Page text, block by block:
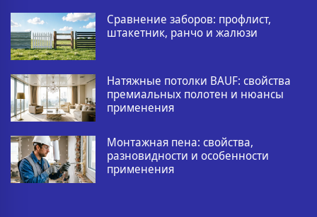
Сравнение заборов: профлист,
штакетник, ранчо и жалюзи
Натяжные потолки BAUF: свойства
премиальных полотен и нюансы
применения
Монтажная пена: свойства,
разновидности и особенности
применения